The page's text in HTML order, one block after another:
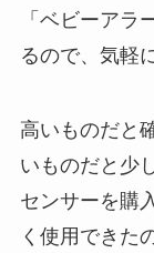
「ベビーアラ
るので、気軽
高いものだと
いものだと少
センサーを購
く使用できた